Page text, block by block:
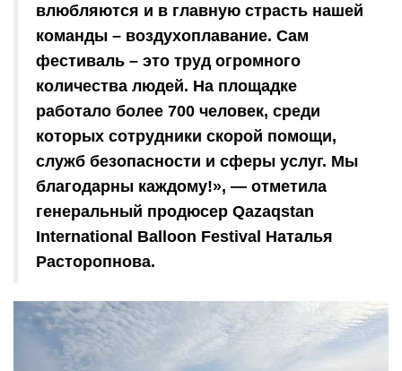
влюбляются и в главную страсть нашей
команды – воздухоплавание. Сам
фестиваль – это труд огромного
количества людей. На площадке
работало более 700 человек, среди
которых сотрудники скорой помощи,
служб безопасности и сферы услуг. Мы
благодарны каждому!», — отметила
генеральный продюсер Qazaqstan
International Balloon Festival Наталья
Расторопнова.